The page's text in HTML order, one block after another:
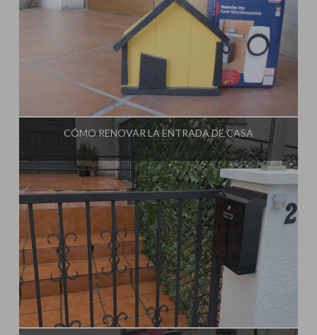
Influencer: Steffido
CÓMO RENOVAR LA ENTRADA DE CASA
Influencer:Steffido